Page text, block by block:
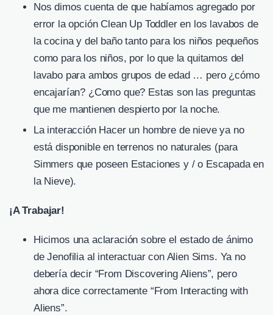
Nos dimos cuenta de que habíamos agregado por
error la opción Clean Up Toddler en los lavabos de
la cocina y del baño tanto para los niños pequeños
como para los niños, por lo que la quitamos del
lavabo para ambos grupos de edad … pero ¿cómo
encajarían? ¿Como que? Estas son las preguntas
que me mantienen despierto por la noche.
La interacción Hacer un hombre de nieve ya no
está disponible en terrenos no naturales (para
Simmers que poseen Estaciones y / o Escapada en
la Nieve).
¡A Trabajar!
Hicimos una aclaración sobre el estado de ánimo
de Jenofilia al interactuar con Alien Sims. Ya no
debería decir “From Discovering Aliens”, pero
ahora dice correctamente “From Interacting with
Aliens”.